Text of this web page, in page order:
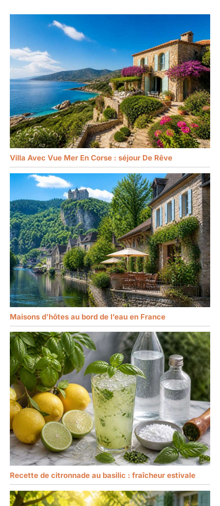
Villa Avec Vue Mer En Corse : séjour De Rêve
Maisons d’hôtes au bord de l’eau en France
Recette de citronnade au basilic : fraîcheur estivale